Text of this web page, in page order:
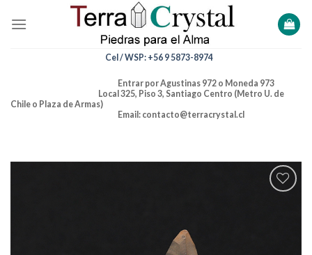
Cel / WSP: +56 9 5873-8974
Entrar por Agustinas 972 o Moneda 973
Local 325, Piso 3, Santiago Centro (Metro U. de
Chile o Plaza de Armas)
Email: contacto@terracrystal.cl